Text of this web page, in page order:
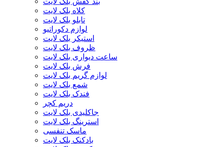
کلاه بلک لایت
تابلو بلک لایت
لوازم دکوراتیو
استیکر بلک لایت
ظروف بلک لایت
ساعت دیواری بلک لایت
فرش بلک لایت
لوازم گریم بلک لایت
شمع بلک لایت
فندک بلک لایت
دریم کچر
جاکلیدی بلک لایت
استرینگ بلک لایت
ماسک تنفسی
بادکنک بلک لایت